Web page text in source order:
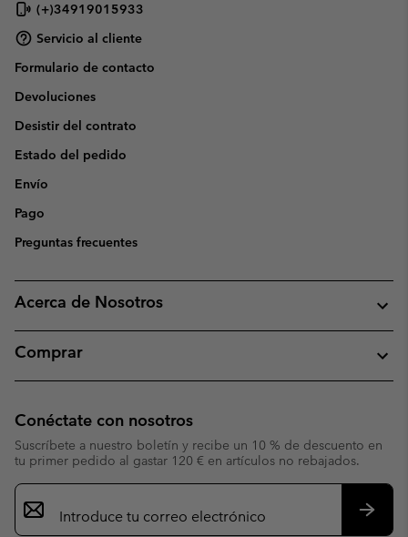
(+)34919015933
Servicio al cliente
Formulario de contacto
Devoluciones
Desistir del contrato
Estado del pedido
Envío
Pago
Preguntas frecuentes
Acerca de Nosotros
Comprar
Conéctate con nosotros
Suscríbete a nuestro boletín y recibe un 10 % de descuento en
tu primer pedido al gastar 120 € en artículos no rebajados.
Suscripción
de
correo